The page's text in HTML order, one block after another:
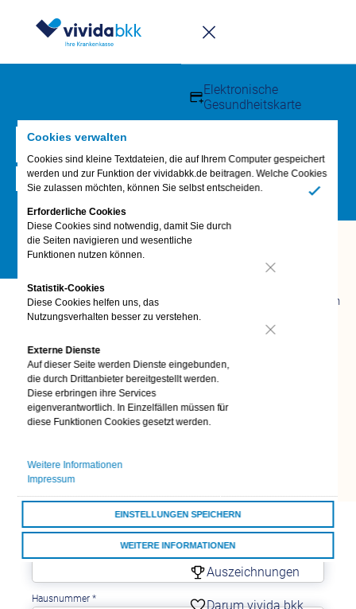
Cookies verwalten
Cookies sind kleine Textdateien, die auf Ihrem Computer gespeichert
werden und zur Funktion der vividabkk.de beitragen. Welche Cookies
Sie zulassen möchten, können Sie selbst entscheiden.
Erforderliche Cookies
Diese Cookies sind notwendig, damit Sie durch
die Seiten navigieren und wesentliche
Funktionen nutzen können.
Statistik-Cookies
Diese Cookies helfen uns, das
Nutzungsverhalten besser zu verstehen.
Externe Dienste
Auf dieser Seite werden Dienste eingebunden,
die durch Drittanbieter bereitgestellt werden.
Diese erbringen ihre Services
eigenverantwortlich. In Einzelfällen müssen für
diese Funktionen Cookies gesetzt werden.
Weitere Informationen
Impressum
EINSTELLUNGEN SPEICHERN
WEITERE INFORMATIONEN
ALLE COOKIES AKZEPTIEREN
Infomappe
Elektronische
Gesundheitskarte
Kunden werben
Antworten
Termin vereinbaren
Darum vivida bkk
vivida bkk
Auszeichnungen
Darum vivida bkk
Anmeldung
Familienyoga
Hier können Sie sich schnell und einfach online für
unsere Videoplattform zum Kurs "Familienyoga"
anmelden. Wir freuen uns auf Sie.
Anrede*
bitte wählen
Nachname*
Hausnummer *